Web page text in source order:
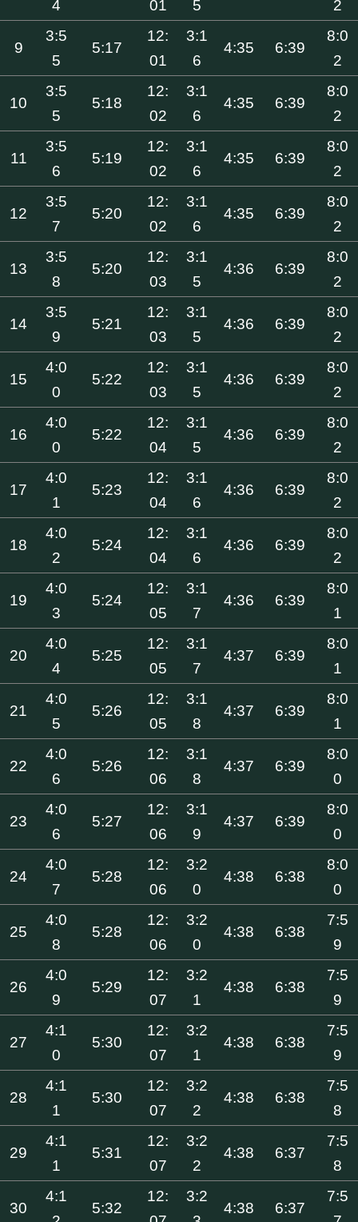
4
01
5
2
9
3:5
5
5:17
12:
01
3:1
6
4:35 6:39
8:0
2
10
3:5
5
5:18
12:
02
3:1
6
4:35 6:39
8:0
2
11
3:5
6
5:19
12:
02
3:1
6
4:35 6:39
8:0
2
12
3:5
7
5:20
12:
02
3:1
6
4:35 6:39
8:0
2
13
3:5
8
5:20
12:
03
3:1
5
4:36 6:39
8:0
2
14
3:5
9
5:21
12:
03
3:1
5
4:36 6:39
8:0
2
15
4:0
0
5:22
12:
03
3:1
5
4:36 6:39
8:0
2
16
4:0
0
5:22
12:
04
3:1
5
4:36 6:39
8:0
2
17
4:0
1
5:23
12:
04
3:1
6
4:36 6:39
8:0
2
18
4:0
2
5:24
12:
04
3:1
6
4:36 6:39
8:0
2
19
4:0
3
5:24
12:
05
3:1
7
4:36 6:39
8:0
1
20
4:0
4
5:25
12:
05
3:1
7
4:37 6:39
8:0
1
21
4:0
5
5:26
12:
05
3:1
8
4:37 6:39
8:0
1
22
4:0
6
5:26
12:
06
3:1
8
4:37 6:39
8:0
0
23
4:0
6
5:27
12:
06
3:1
9
4:37 6:39
8:0
0
24
4:0
7
5:28
12:
06
3:2
0
4:38 6:38
8:0
0
25
4:0
8
5:28
12:
06
3:2
0
4:38 6:38
7:5
9
26
4:0
9
5:29
12:
07
3:2
1
4:38 6:38
7:5
9
27
4:1
0
5:30
12:
07
3:2
1
4:38 6:38
7:5
9
28
4:1
1
5:30
12:
07
3:2
2
4:38 6:38
7:5
8
29
4:1
1
5:31
12:
07
3:2
2
4:38 6:37
7:5
8
30
4:1
5:32
12:
3:2
4:38 6:37
7:5